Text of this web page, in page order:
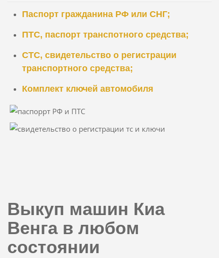
Паспорт гражданина РФ или СНГ;
ПТС, паспорт транспотного средства;
СТС, свидетельство о регистрации
транспортного средства;
Комплект ключей автомобиля
Выкуп машин Киа
Венга в любом
состоянии